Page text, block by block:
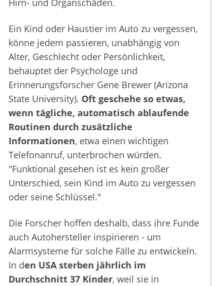
Hirn- und Organschäden.
Ein Kind oder Haustier im Auto zu vergessen,
könne jedem passieren, unabhängig von
Alter, Geschlecht oder Persönlichkeit,
behauptet der Psychologe und
Erinnerungsforscher Gene Brewer (Arizona
State University). Oft geschehe so etwas,
wenn tägliche, automatisch ablaufende
Routinen durch zusätzliche
Informationen, etwa einen wichtigen
Telefonanruf, unterbrochen würden.
"Funktional gesehen ist es kein großer
Unterschied, sein Kind im Auto zu vergessen
oder seine Schlüssel."
Die Forscher hoffen deshalb, dass ihre Funde
auch Autohersteller inspirieren - um
Alarmsysteme für solche Fälle zu entwickeln.
In den USA sterben jährlich im
Durchschnitt 37 Kinder, weil sie in